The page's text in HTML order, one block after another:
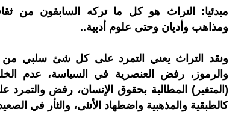
مبدئيا: التراث هو كل ما تركه السابقون من
ومذاهب وأديان وحتى علوم أدبية..
ونقد التراث يعني التمرد على كل شئ سلبي من
والرموز، رفض العنصرية في السياسة، عدم
(المتغير) المطالبة بحقوق الإنسان، رفض والتمرد
كالطبقية والمذهبية واضطهاد الأنثى، والثأر في